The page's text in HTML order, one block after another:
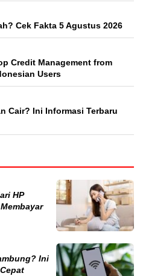
Cek Fakta 5 Agustus 2026
Credit Management from
Users
Cair? Ini Informasi Terbaru
HP
Ini